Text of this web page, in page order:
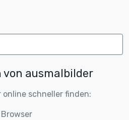
von ausmalbilder
online schneller finden: